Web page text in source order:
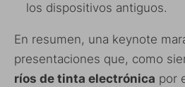
los dispositivos antiguos.
En resumen, una keynote
presentaciones que, como
ríos de tinta electrónica por